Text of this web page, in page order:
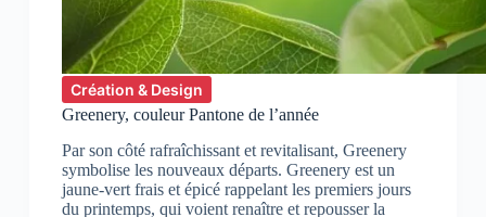
Création & Design
Greenery, couleur Pantone de l’année
Par son côté rafraîchissant et revitalisant, Greenery
symbolise les nouveaux départs. Greenery est un
jaune-vert frais et épicé rappelant les premiers jours
du printemps, qui voient renaître et repousser la